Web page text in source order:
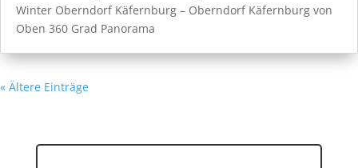
Winter Oberndorf Käfernburg – Oberndorf Käfernburg von
Oben 360 Grad Panorama
« Ältere Einträge